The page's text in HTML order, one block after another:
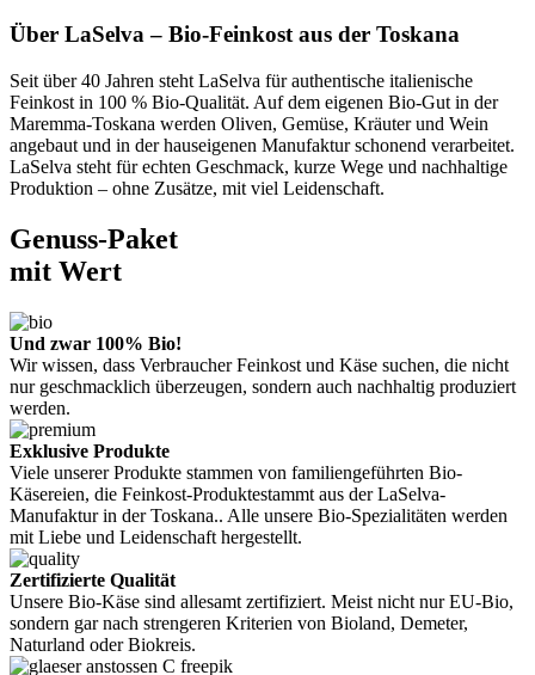
Über LaSelva – Bio-Feinkost aus der Toskana
Seit über 40 Jahren steht LaSelva für authentische italienische
Feinkost in 100 % Bio-Qualität. Auf dem eigenen Bio-Gut in der
Maremma-Toskana werden Oliven, Gemüse, Kräuter und Wein
angebaut und in der hauseigenen Manufaktur schonend verarbeitet.
LaSelva steht für echten Geschmack, kurze Wege und nachhaltige
Produktion – ohne Zusätze, mit viel Leidenschaft.
Genuss-Paket
mit Wert
Und zwar 100% Bio!
Wir wissen, dass Verbraucher Feinkost und Käse suchen, die nicht
nur geschmacklich überzeugen, sondern auch nachhaltig produziert
werden.
Exklusive Produkte
Viele unserer Produkte stammen von familiengeführten Bio-
Käsereien, die Feinkost-Produktestammt aus der LaSelva-
Manufaktur in der Toskana.. Alle unsere Bio-Spezialitäten werden
mit Liebe und Leidenschaft hergestellt.
Zertifizierte Qualität
Unsere Bio-Käse sind allesamt zertifiziert. Meist nicht nur EU-Bio,
sondern gar nach strengeren Kriterien von Bioland, Demeter,
Naturland oder Biokreis.